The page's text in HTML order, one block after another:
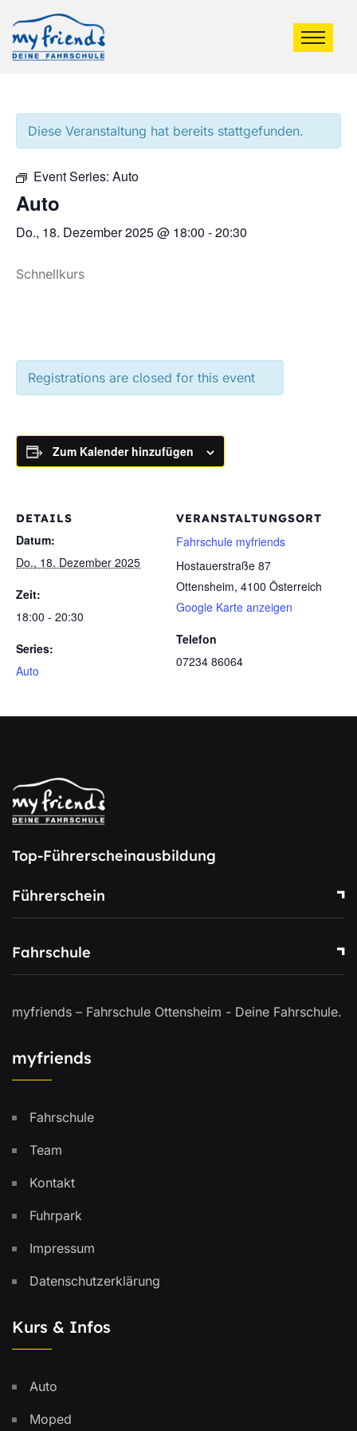
Diese Veranstaltung hat bereits stattgefunden.
Event Series: Auto
Auto
Do., 18. Dezember 2025 @ 18:00 -20:30
Schnellkurs
Registrations are closed for this event
Zum Kalender hinzufügen
DETAILS
Datum:
Do., 18. Dezember 2025
Zeit:
18:00 - 20:30
Series:
Auto
VERANSTALTUNGSORT
Fahrschule myfriends
Hostauerstraße 87
Ottensheim, 4100 Österreich
Google Karte anzeigen
Telefon
07234 86064
Top-Führerscheinausbildung
Führerschein
Fahrschule
myfriends – Fahrschule Ottensheim - Deine Fahrschule.
myfriends
Fahrschule
Team
Kontakt
Fuhrpark
Impressum
Datenschutzerklärung
Kurs & Infos
Auto
Moped